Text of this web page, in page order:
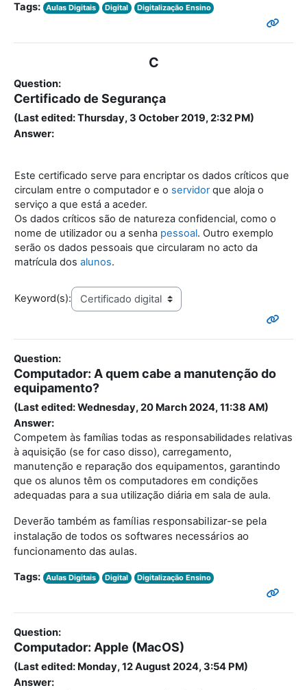
Tags: Aulas Digitais Digital Digitalização Ensino
C
Question:
Certificado de Segurança
(Last edited: Thursday, 3 October 2019, 2:32 PM)
Answer:
Este certificado serve para encriptar os dados críticos que
circulam entre o computador e o servidorque aloja o
serviço a que está a aceder.
Os dados críticos são de natureza confidencial, como o
nome de utilizador ou a senha pessoal. Outro exemplo
serão os dados pessoais que circularam no acto da
matrícula dos alunos.
Keyword(s):
Question:
Computador: A quem cabe a manutenção do
equipamento?
(Last edited: Wednesday, 20 March 2024, 11:38 AM)
Answer:
Competem às famílias todas as responsabilidades relativas
à aquisição (se for caso disso), carregamento,
manutenção e reparação dos equipamentos, garantindo
que os alunos têm os computadores em condições
adequadas para a sua utilização diária em sala de aula.
Deverão também as famílias responsabilizar-se pela
instalação de todos os softwares necessários ao
funcionamento das aulas.
Tags: Aulas Digitais Digital Digitalização Ensino
Question:
Computador: Apple (MacOS)
(Last edited: Monday, 12 August 2024, 3:54 PM)
Answer: